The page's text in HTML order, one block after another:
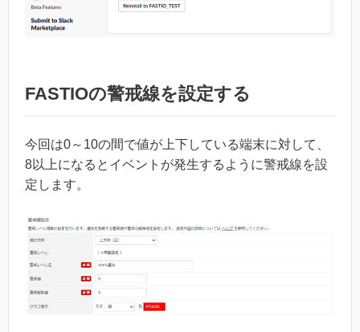
FASTIOの警戒線を設定する
今回は0～10の間で値が上下している端末に対して、
8以上になるとイベントが発生するように警戒線を設
定します。